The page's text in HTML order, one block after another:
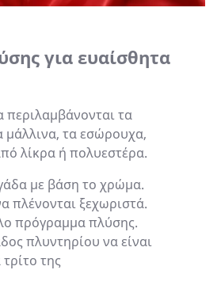
για ευαίσθητα
περιλαμβάνονται τα
μάλλινα, τα εσώρουχα,
λίκρα ή πολυεστέρα.
με βάση το χρώμα.
πλένονται ξεχωριστά.
πρόγραμμα πλύσης.
πλυντηρίου να είναι
της